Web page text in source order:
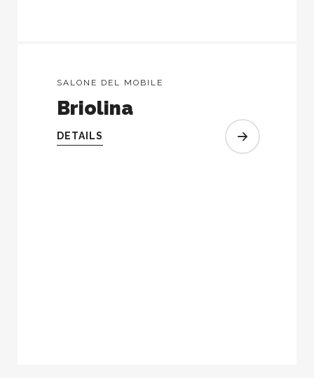
SALONE DEL MOBILE
Briolina
DETAILS